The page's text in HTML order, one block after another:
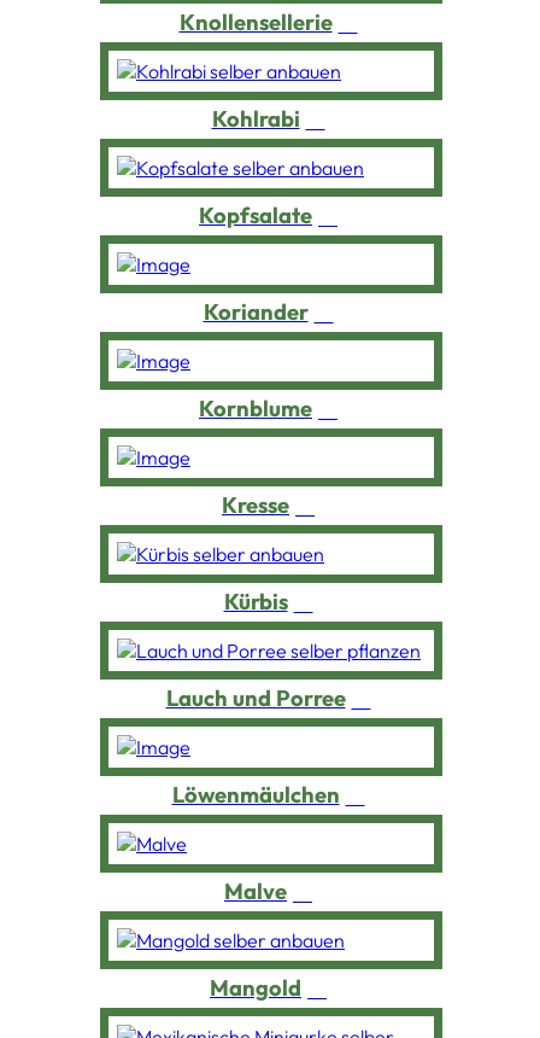
Knollensellerie
Kohlrabi
Kopfsalate
Koriander
Kornblume
Kresse
Kürbis
Lauch und Porree
Löwenmäulchen
Malve
Mangold